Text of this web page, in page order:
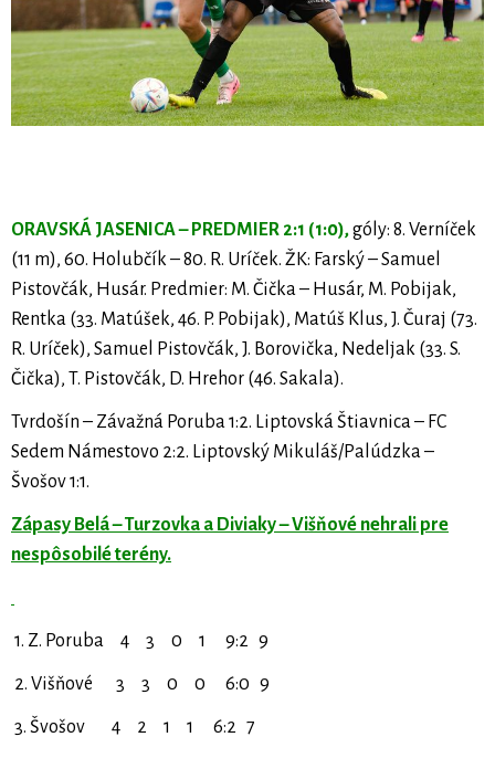
ORAVSKÁ JASENICA – PREDMIER 2:1 (1:0), góly: 8. Verníček
(11 m), 60. Holubčík – 80. R. Uríček. ŽK: Farský – Samuel
Pistovčák, Husár. Predmier: M. Čička – Husár, M. Pobijak,
Rentka (33. Matúšek, 46. P. Pobijak), Matúš Klus, J. Čuraj (73.
R. Uríček), Samuel Pistovčák, J. Borovička, Nedeljak (33. S.
Čička), T. Pistovčák, D. Hrehor (46. Sakala).
Tvrdošín – Závažná Poruba 1:2. Liptovská Štiavnica – FC
Sedem Námestovo 2:2. Liptovský Mikuláš/Palúdzka –
Švošov 1:1.
Zápasy Belá – Turzovka a Diviaky – Višňové nehrali pre
nespôsobilé terény.
1. Z. Poruba 4 3 0 1 9:2 9
2. Višňové 3 3 0 0 6:0 9
3. Švošov 4 2 1 1 6:2 7